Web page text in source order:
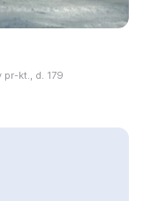
kt., d. 179